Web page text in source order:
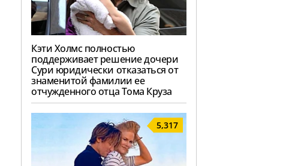
Кэти Холмс полностью
поддерживает решение дочери
Сури юридически отказаться от
знаменитой фамилии ее
отчужденного отца Тома Круза
5,317